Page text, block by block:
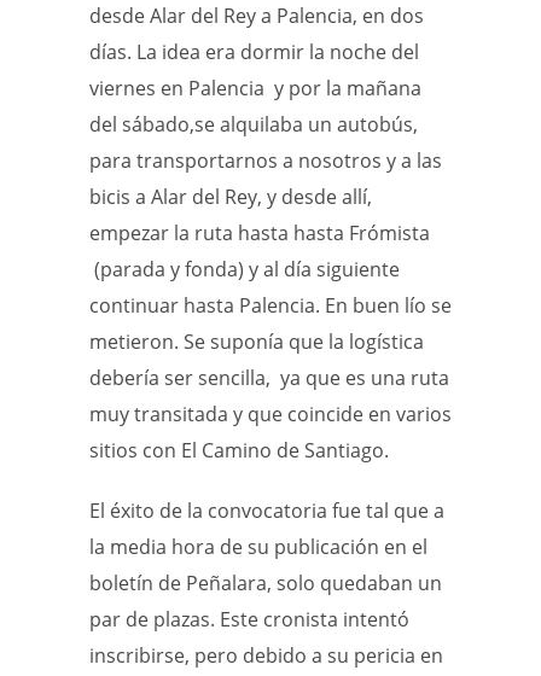
desde Alar del Rey a Palencia, en dos
días. La idea era dormir la noche del
viernes en Palencia y por la mañana
del sábado,se alquilaba un autobús,
para transportarnos a nosotros y a las
bicis a Alar del Rey, y desde allí,
empezar la ruta hasta hasta Frómista
(parada y fonda) y al día siguiente
continuar hasta Palencia. En buen lío se
metieron. Se suponía que la logística
debería ser sencilla, ya que es una ruta
muy transitada y que coincide en varios
sitios con El Camino de Santiago.
El éxito de la convocatoria fue tal que a
la media hora de su publicación en el
boletín de Peñalara, solo quedaban un
par de plazas. Este cronista intentó
inscribirse, pero debido a su pericia en